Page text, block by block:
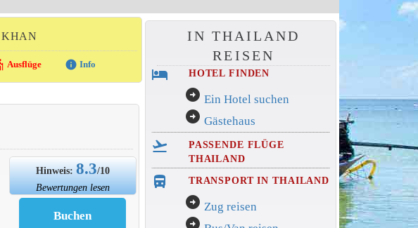
Ausflüge info Info
Hinweis:8.3/10
Bewertungen lesen
IN THAILAND
REISEN
hotel HOTEL FINDEN
arrow_circle_right Ein Hotel suchen
arrow_circle_right Gästehaus
flight_takeoff
PASSENDE FLÜGE
THAILAND
directions_bus_filled TRANSPORT IN THAILAND
arrow_circle_right Zug reisen
arrow_circle_right